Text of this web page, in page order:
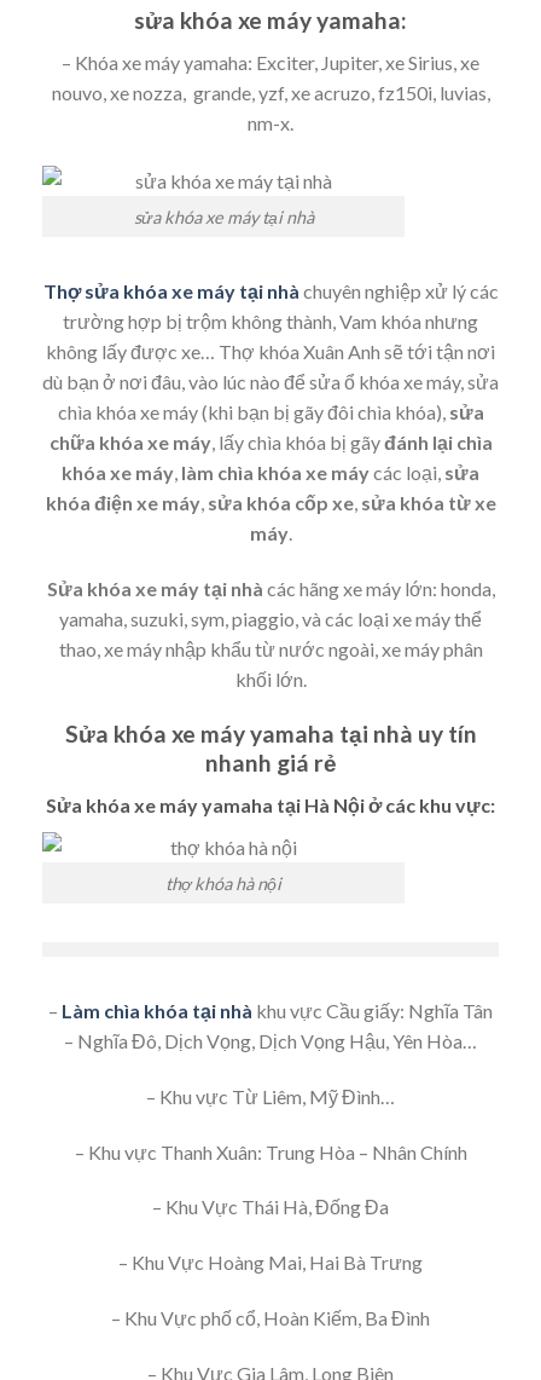
sửa khóa xe máy yamaha:
– Khóa xe máy yamaha: Exciter, Jupiter, xe Sirius, xe
nouvo, xe nozza, grande, yzf, xe acruzo, fz150i, luvias,
nm-x.
sửa khóa xe máy tại nhà
Thợ sửa khóa xe máy tại nhà chuyên nghiệp xử lý các
trường hợp bị trộm không thành, Vam khóa nhưng
không lấy được xe… Thợ khóa Xuân Anh sẽ tới tận nơi
dù bạn ở nơi đâu, vào lúc nào để sửa ổ khóa xe máy, sửa
chìa khóa xe máy (khi bạn bị gãy đôi chìa khóa), sửa
chữa khóa xe máy, lấy chìa khóa bị gãyđánh lại chìa
khóa xe máy, làm chìa khóa xe máycác loại, sửa
khóa điện xe máy, sửa khóa cốp xe, sửa khóa từ xe
máy.
Sửa khóa xe máy tại nhà các hãng xe máy lớn: honda,
yamaha, suzuki, sym, piaggio, và các loại xe máy thể
thao, xe máy nhập khẩu từ nước ngoài, xe máy phân
khối lớn.
Sửa khóa xe máy yamaha tại nhà uy tín
nhanh giá rẻ
Sửa khóa xe máy yamaha tại Hà Nội ở các khu vực:
thợ khóa hà nội
– Làm chìa khóa tại nhà khu vực Cầu giấy: Nghĩa Tân
– Nghĩa Đô, Dịch Vọng, Dịch Vọng Hậu, Yên Hòa…
– Khu vực Từ Liêm, Mỹ Đình…
– Khu vực Thanh Xuân: Trung Hòa – Nhân Chính
– Khu Vực Thái Hà, Đống Đa
– Khu Vực Hoàng Mai, Hai Bà Trưng
– Khu Vực phố cổ, Hoàn Kiếm, Ba Đình
– Khu Vực Gia Lâm, Long Biên